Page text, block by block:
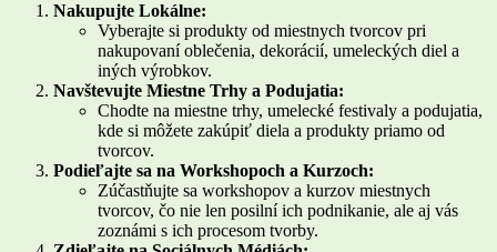
Nakupujte Lokálne:
Vyberajte si produkty od miestnych tvorcov pri
nakupovaní oblečenia, dekorácií, umeleckých diel a
iných výrobkov.
Navštevujte Miestne Trhy a Podujatia:
Chodte na miestne trhy, umelecké festivaly a podujatia,
kde si môžete zakúpiť diela a produkty priamo od
tvorcov.
Podieľajte sa na Workshopoch a Kurzoch:
Zúčastňujte sa workshopov a kurzov miestnych
tvorcov, čo nie len posilní ich podnikanie, ale aj vás
zoznámi s ich procesom tvorby.